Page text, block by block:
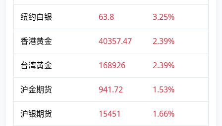
纽约白银 63.8 3.25%
香港黄金 40357.47 2.39%
台湾黄金 168926 2.39%
沪金期货 941.72 1.53%
沪银期货 15451 1.66%